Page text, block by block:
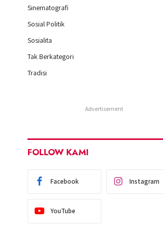
Sinematografi
Sosial Politik
Sosialita
Tak Berkategori
Tradisi
Advertisement
FOLLOW KAMI
Facebook Instagram
YouTube